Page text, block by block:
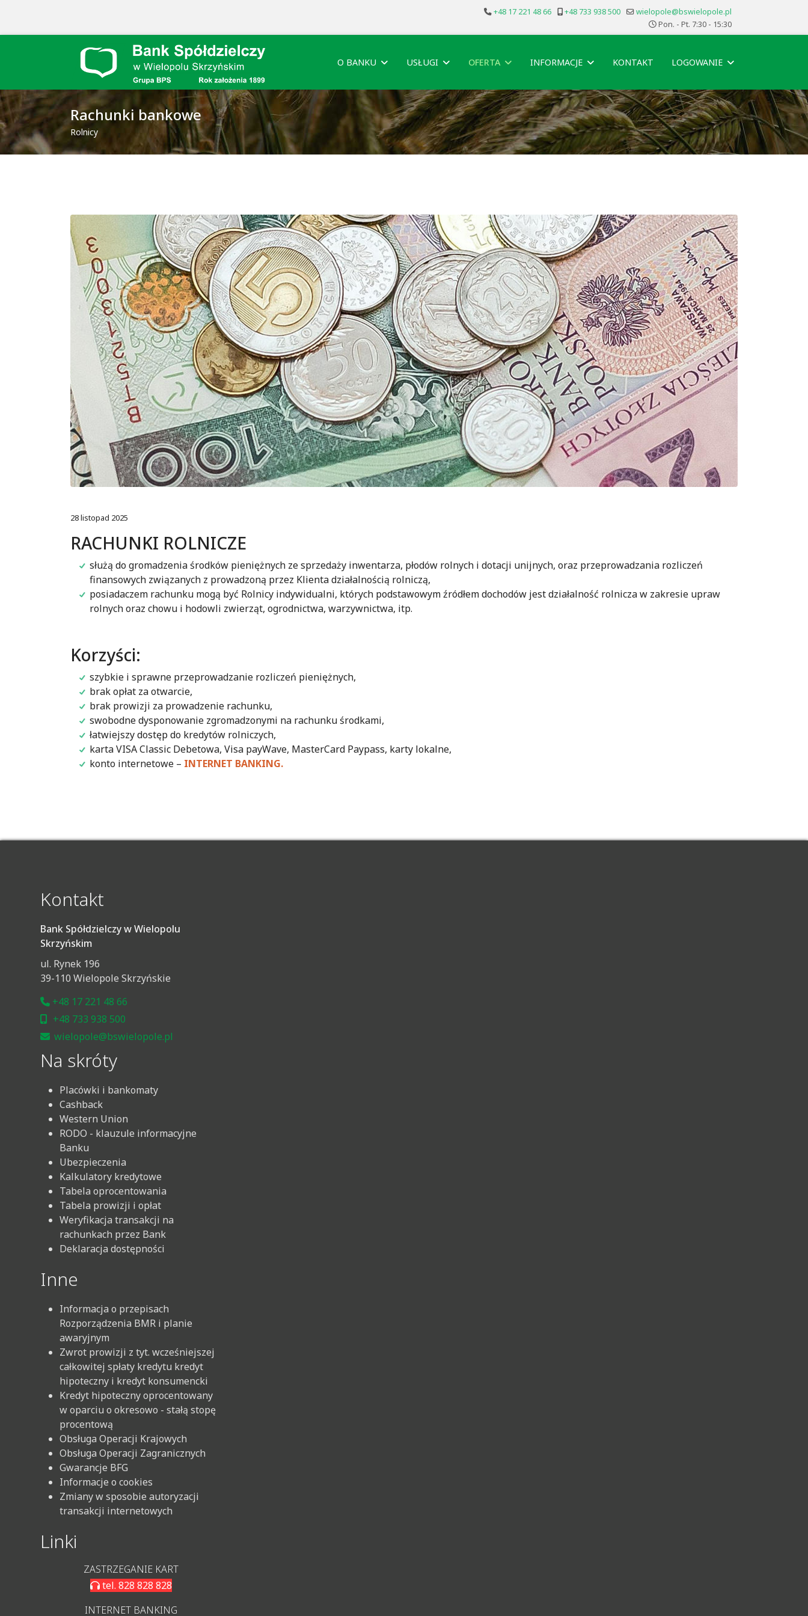
+48 17 221 48 66 +48 733 938 500
wielopole@bswielopole.pl
Pon. - Pt. 7:30 - 15:30
O BANKU USŁUGI OFERTA INFORMACJE KONTAKT LOGOWANIE
Rachunki bankowe
Rolnicy
28 listopad 2025
RACHUNKI ROLNICZE
służą do gromadzenia środków pieniężnych ze sprzedaży inwentarza, płodów rolnych i dotacji unijnych, oraz przeprowadzania rozliczeń
finansowych związanych z prowadzoną przez Klienta działalnością rolniczą,
posiadaczem rachunku mogą być Rolnicy indywidualni, których podstawowym źródłem dochodów jest działalność rolnicza w zakresie upraw
rolnych oraz chowu i hodowli zwierząt, ogrodnictwa, warzywnictwa, itp.
Korzyści:
szybkie i sprawne przeprowadzanie rozliczeń pieniężnych,
brak opłat za otwarcie,
brak prowizji za prowadzenie rachunku,
swobodne dysponowanie zgromadzonymi na rachunku środkami,
łatwiejszy dostęp do kredytów rolniczych,
karta VISA Classic Debetowa, Visa payWave, MasterCard Paypass, karty lokalne,
konto internetowe – INTERNET BANKING.
Kontakt
Bank Spółdzielczy w Wielopolu
Skrzyńskim
ul. Rynek 196
39-110 Wielopole Skrzyńskie
+48 17 221 48 66
+48 733 938 500
wielopole@bswielopole.pl
Na skróty
Placówki i bankomaty
Cashback
Western Union
RODO - klauzule informacyjne
Banku
Ubezpieczenia
Kalkulatory kredytowe
Tabela oprocentowania
Tabela prowizji i opłat
Weryfikacja transakcji na
rachunkach przez Bank
Deklaracja dostępności
Inne
Informacja o przepisach
Rozporządzenia BMR i planie
awaryjnym
Zwrot prowizji z tyt. wcześniejszej
całkowitej spłaty kredytu kredyt
hipoteczny i kredyt konsumencki
Kredyt hipoteczny oprocentowany
w oparciu o okresowo - stałą stopę
procentową
Obsługa Operacji Krajowych
Obsługa Operacji Zagranicznych
Gwarancje BFG
Informacje o cookies
Zmiany w sposobie autoryzacji
transakcji internetowych
Linki
ZASTRZEGANIE KART
tel. 828 828 828
INTERNET BANKING